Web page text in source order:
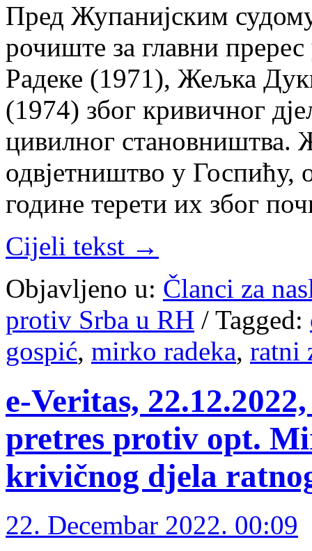
Пред Жупанијским судому
рочиште за главни
Радеке (1971), Жељка
(1974) због кривичног
цивилног становништва.
одвјетништво у
године терети их због
Cijeli tekst →
Objavljeno u: Članci za
protiv Srba u RH / Tagged:
gospić, mirko radeka, ratni
e-Veritas,
pretres protiv opt.
krivičnog djela
22. Decembar 2022. 00:09